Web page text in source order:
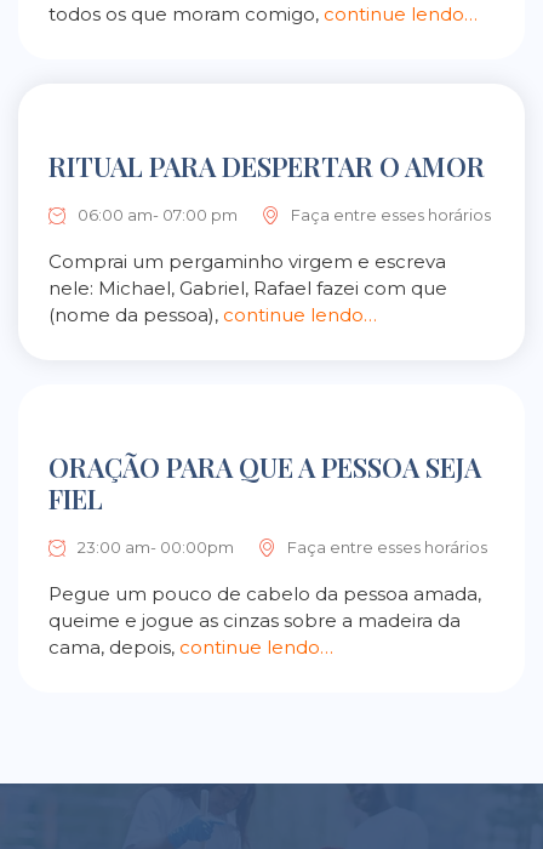
todos os que moram comigo, continue lendo…
RITUAL PARA DESPERTAR O AMOR
06:00 am- 07:00 pm Faça entre esses horários
Comprai um pergaminho virgem e escreva
nele: Michael, Gabriel, Rafael fazei com que
(nome da pessoa), continue lendo…
ORAÇÃO PARA QUE A PESSOA SEJA
FIEL
23:00 am- 00:00pm Faça entre esses horários
Pegue um pouco de cabelo da pessoa amada,
queime e jogue as cinzas sobre a madeira da
cama, depois, continue lendo…